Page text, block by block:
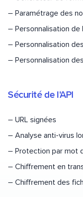
– Paramétrage des
– Personnalisation
– Personnalisation
– Personnalisation
Sécurité de l'API
– URL signées
– Analyse anti-virus
– Protection par mot
– Chiffrement en
– Chiffrement des